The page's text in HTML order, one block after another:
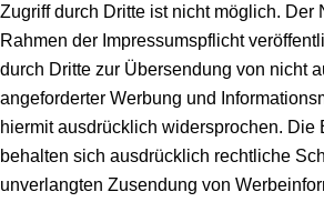
Zugriff durch Dritte ist nicht möglich. Der
Rahmen der Impressumspflicht
durch Dritte zur Übersendung von nicht
angeforderter Werbung und
hiermit ausdrücklich widersprochen. Die
behalten sich ausdrücklich rechtliche
unverlangten Zusendung von